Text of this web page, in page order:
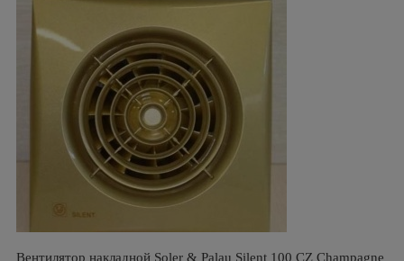
Вентилятор накладной Soler & Palau Silent 100 CZ Champagne